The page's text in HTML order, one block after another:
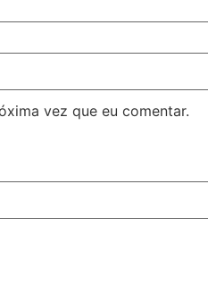
vez que eu comentar.